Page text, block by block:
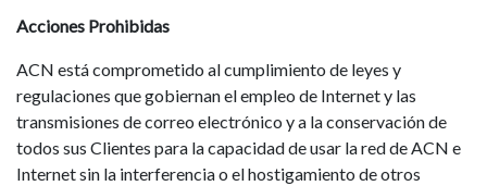
Acciones Prohibidas
ACN está comprometido al cumplimiento de leyes y
regulaciones que gobiernan el empleo de Internet y las
transmisiones de correo electrónico y a la conservación de
todos sus Clientes para la capacidad de usar la red de ACN e
Internet sin la interferencia o el hostigamiento de otros